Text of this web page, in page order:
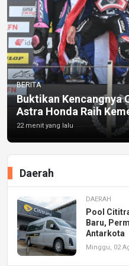
BERITA
Buktikan Kencangnya
Astra Honda Raih
22 menit yang lalu
Daerah
DAERAH
Pool
Baru,
Antarkota
Minggu, 02